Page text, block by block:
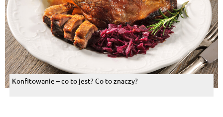
Konfitowanie – co to jest? Co to znaczy?